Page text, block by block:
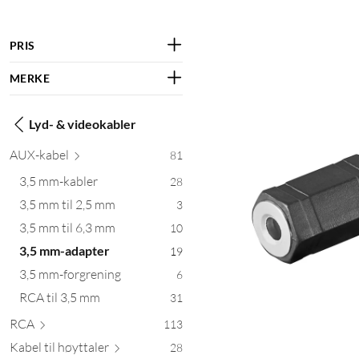
PRIS
MERKE
Lyd- & videokabler
AUX-kabel 81
3,5 mm-kabler 28
3,5 mm til 2,5 mm 3
3,5 mm til 6,3 mm 10
3,5 mm-adapter 19
3,5 mm-forgrening 6
RCA til 3,5 mm 31
RCA 113
Kabel til høyttaler 28